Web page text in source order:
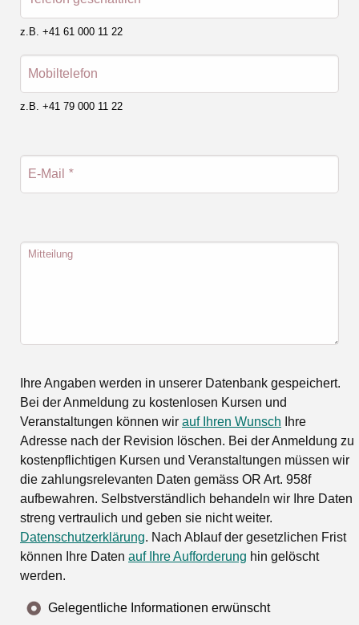
z.B. +41 61 000 11 22
Mobiltelefon
z.B. +41 79 000 11 22
E-Mail *
Mitteilung
Ihre Angaben werden in unserer Datenbank gespeichert.
Bei der Anmeldung zu kostenlosen Kursen und
Veranstaltungen können wir auf Ihren Wunsch Ihre
Adresse nach der Revision löschen. Bei der Anmeldung zu
kostenpflichtigen Kursen und Veranstaltungen müssen wir
die zahlungsrelevanten Daten gemäss OR Art. 958f
aufbewahren. Selbstverständlich behandeln wir Ihre Daten
streng vertraulich und geben sie nicht weiter.
Datenschutzerklärung. Nach Ablauf der gesetzlichen Frist
können Ihre Daten auf Ihre Aufforderung hin gelöscht
werden.
Gelegentliche Informationen erwünscht